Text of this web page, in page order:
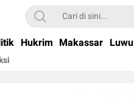
Hukrim Makassar Luwu